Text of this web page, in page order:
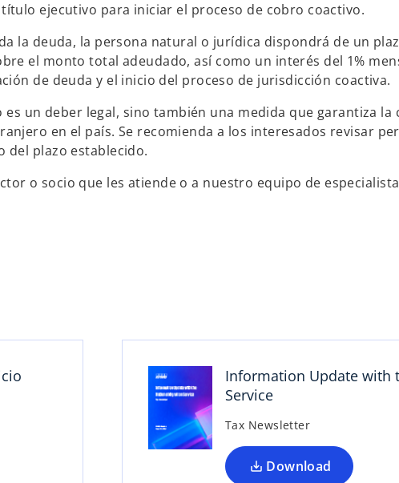
ejecutivo para iniciar el proceso de cobro coactivo.
la deuda, la persona natural o jurídica dispondrá de un
el monto total adeudado, así como un interés del 1%
de deuda y el inicio del proceso de jurisdicción coactiva.
un deber legal, sino también una medida que garantiza
en el país. Se recomienda a los interesados revisar
del plazo establecido.
o socio que les atiende o a nuestro equipo de
Information Update with
Service
Tax Newsletter
Download
e
n
n
e